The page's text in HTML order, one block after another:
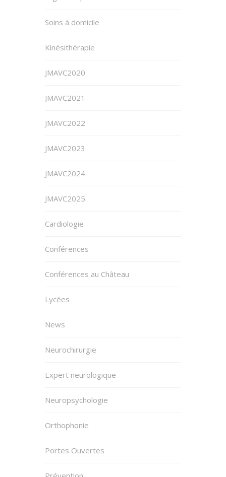
Soins à domicile
Kinésithérapie
JMAVC2020
JMAVC2021
JMAVC2022
JMAVC2023
JMAVC2024
JMAVC2025
Cardiologie
Conférences
Conférences au Château
Lycées
News
Neurochirurgie
Expert neurologique
Neuropsychologie
Orthophonie
Portes Ouvertes